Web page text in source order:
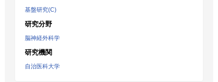
基盤研究(C)
研究分野
脳神経外科学
研究機関
自治医科大学